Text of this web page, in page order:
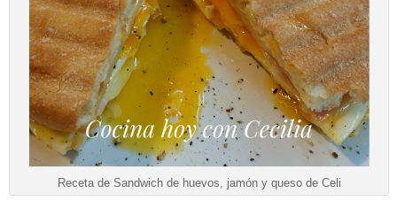
Receta de Sandwich de huevos, jamón y queso de Celi